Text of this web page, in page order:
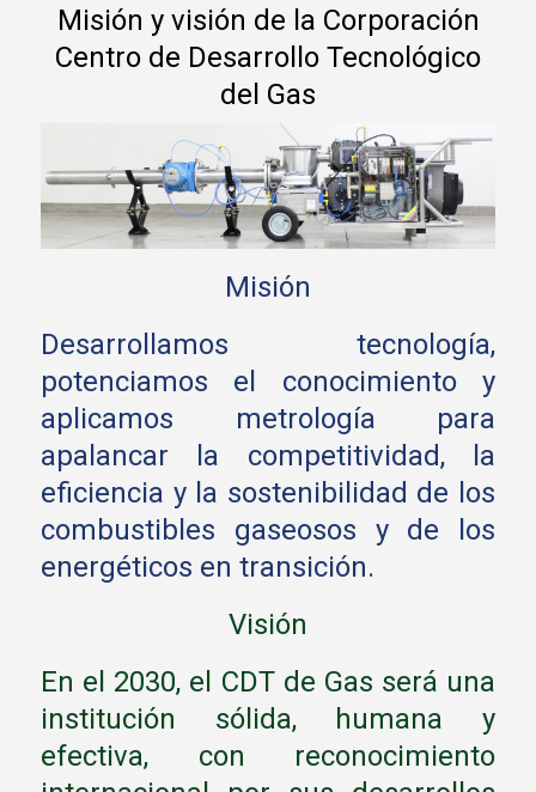
Misión y visión de la Corporación
Centro de Desarrollo Tecnológico
del Gas
Misión
Desarrollamos tecnología,
potenciamos el conocimiento y
aplicamos metrología para
apalancar la competitividad, la
eficiencia y la sostenibilidad de los
combustibles gaseosos y de los
energéticos en transición.
Visión
En el 2030, el CDT de Gas será una
institución sólida, humana y
efectiva, con reconocimiento